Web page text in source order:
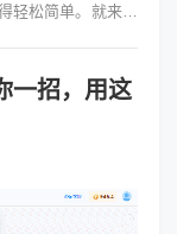
轻松简单。就来给
一招，用这